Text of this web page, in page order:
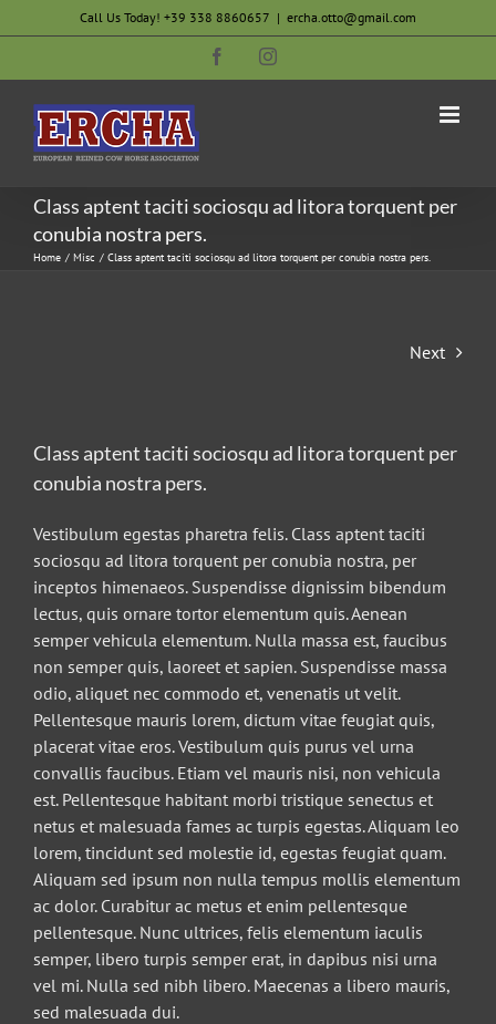
to
Call Us Today! +39 338 8860657 | ercha.otto@gmail.com
FacebookInstagram
Class aptent taciti sociosqu ad litora torquent per
conubia nostra pers.
Home Misc Class aptent taciti sociosqu ad litora torquent per conubia nostra pers.
Next
Class aptent taciti sociosqu ad litora torquent per
conubia nostra pers.
Vestibulum egestas pharetra felis. Class aptent taciti
sociosqu ad litora torquent per conubia nostra, per
inceptos himenaeos. Suspendisse dignissim bibendum
lectus, quis ornare tortor elementum quis. Aenean
semper vehicula elementum. Nulla massa est, faucibus
non semper quis, laoreet et sapien. Suspendisse massa
odio, aliquet nec commodo et, venenatis ut velit.
Pellentesque mauris lorem, dictum vitae feugiat quis,
placerat vitae eros. Vestibulum quis purus vel urna
convallis faucibus. Etiam vel mauris nisi, non vehicula
est. Pellentesque habitant morbi tristique senectus et
netus et malesuada fames ac turpis egestas. Aliquam leo
lorem, tincidunt sed molestie id, egestas feugiat quam.
Aliquam sed ipsum non nulla tempus mollis elementum
ac dolor. Curabitur ac metus et enim pellentesque
pellentesque. Nunc ultrices, felis elementum iaculis
semper, libero turpis semper erat, in dapibus nisi urna
vel mi. Nulla sed nibh libero. Maecenas a libero mauris,
sed malesuada dui.